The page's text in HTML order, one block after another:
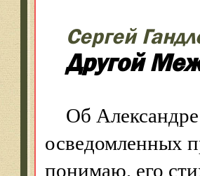
Сергей
Другой
Об
осведомленных
понимаю, его